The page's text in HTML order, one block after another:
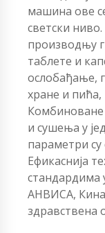
машина ове
светски
производњу
таблете и
ослобађање,
хране и пића,
Комбиноване
и сушења у
параметри су
Ефикаснија
АНВИСА,
здравствена